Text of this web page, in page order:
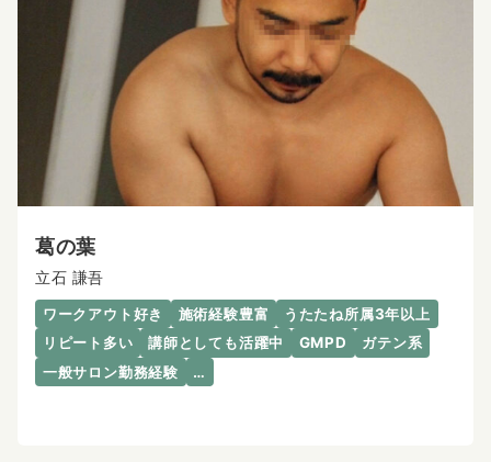
葛の葉
立石 謙吾
ワークアウト好き 施術経験豊富
うたたね所属3年以上
リピート多い
講師としても活躍中 GMPD
ガテン系
一般サロン勤務経験
…